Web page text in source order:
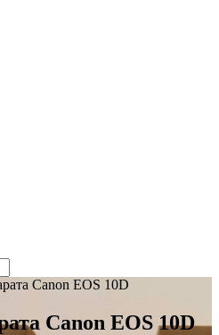
Canon EOS 10D
Canon EOS 10D